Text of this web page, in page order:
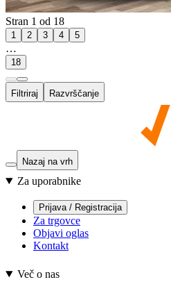
Stran 1 od 18
1 2 3 4 5
…
18
Filtriraj Razvrščanje
Nazaj na vrh
Za uporabnike
Prijava / Registracija
Za trgovce
Objavi oglas
Kontakt
Več o nas